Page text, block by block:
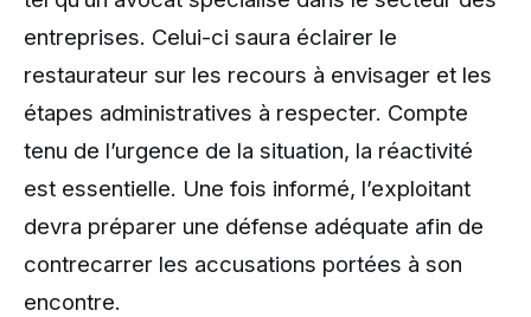
entreprises. Celui-ci saura éclairer le
restaurateur sur les recours à envisager et les
étapes administratives à respecter. Compte
tenu de l’urgence de la situation, la réactivité
est essentielle. Une fois informé, l’exploitant
devra préparer une défense adéquate afin de
contrecarrer les accusations portées à son
encontre.